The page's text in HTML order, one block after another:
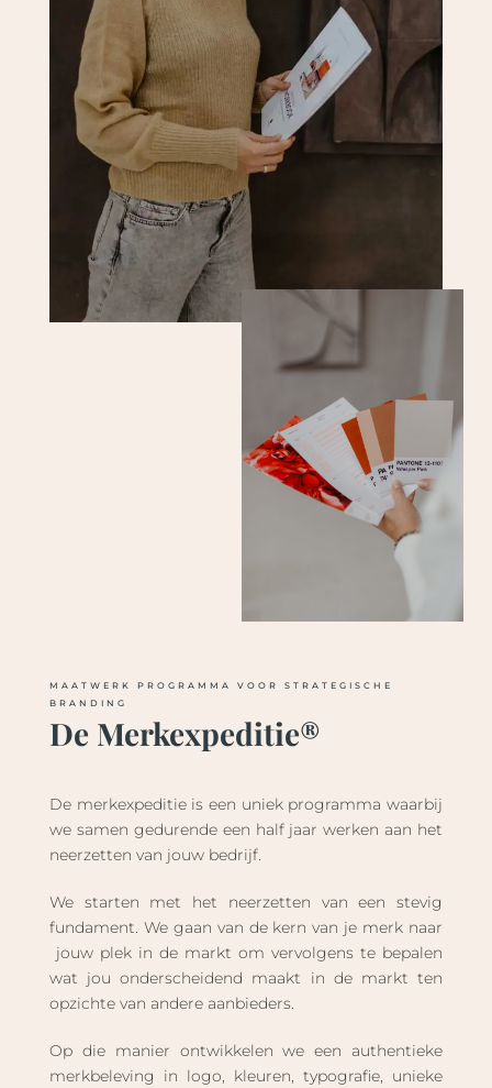
MAATWERK PROGRAMMA VOOR STRATEGISCHE
BRANDING
De Merkexpeditie®
De merkexpeditie is een uniek programma waarbij
we samen gedurende een half jaar werken aan het
neerzetten van jouw bedrijf.
We starten met het neerzetten van een stevig
fundament. We gaan van de kern van je merk naar
jouw plek in de markt om vervolgens te bepalen
wat jou onderscheidend maakt in de markt ten
opzichte van andere aanbieders.
Op die manier ontwikkelen we een authentieke
merkbeleving in logo, kleuren, typografie, unieke